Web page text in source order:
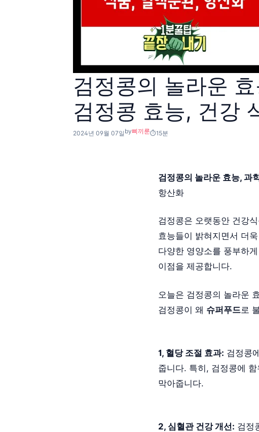
검정콩의 놀라운
검정콩 효능, 건강
2024년 09월 07일 by삐끼룬 15분
검정콩의 놀라운 효능, 과
항산화
검정콩은 오랫동안 건강
효능들이 밝혀지면서 더
다양한 영양소를 풍부하
이점을 제공합니다.
오늘은 검정콩의 놀라운
검정콩이 왜 슈퍼푸드로
1, 혈당 조절 효과: 검정콩
줍니다. 특히, 검정콩에 함
막아줍니다.
2, 심혈관 건강 개선: 검정